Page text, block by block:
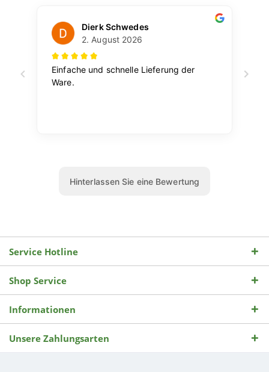
Service Hotline
Shop Service
Informationen
Unsere Zahlungsarten